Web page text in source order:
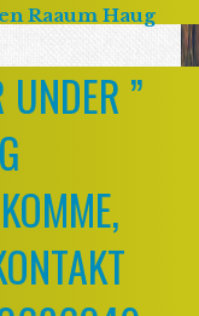
Raaum Haug
”